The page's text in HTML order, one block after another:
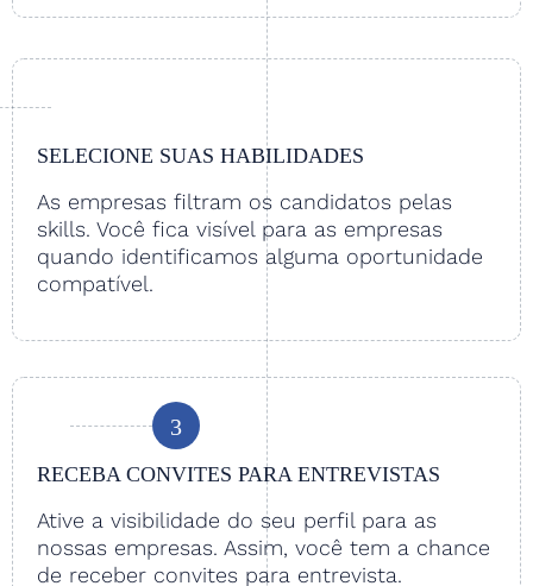
SELECIONE SUAS HABILIDADES
As empresas filtram os candidatos pelas
skills. Você fica visível para as empresas
quando identificamos alguma oportunidade
compatível.
3
RECEBA CONVITES PARA ENTREVISTAS
Ative a visibilidade do seu perfil para as
nossas empresas. Assim, você tem a chance
de receber convites para entrevista.